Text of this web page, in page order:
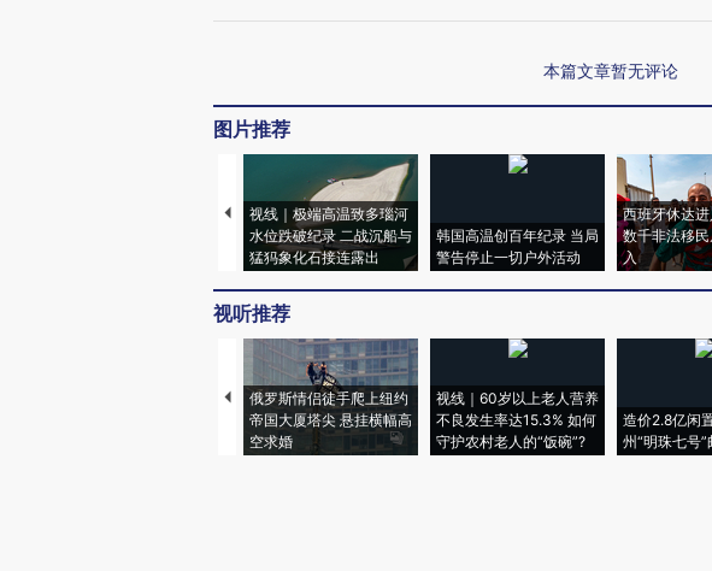
本篇文章暂无评论
图片推荐
视线｜极端高温致多瑙河
水位跌破纪录 二战沉船与
猛犸象化石接连露出
韩国高温创百年纪录 当局
警告停止一切户外活动
西班牙休达
数千非法移
入
视听推荐
俄罗斯情侣徒手爬上纽约
帝国大厦塔尖 悬挂横幅高
空求婚
视线｜60岁以上老人营养
不良发生率达15.3% 如何
守护农村老人的“饭碗”?
造价2.8亿闲
州“明珠七号